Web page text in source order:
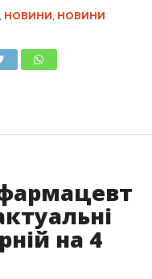
, НОВИНИ, НОВИНИ
на 4